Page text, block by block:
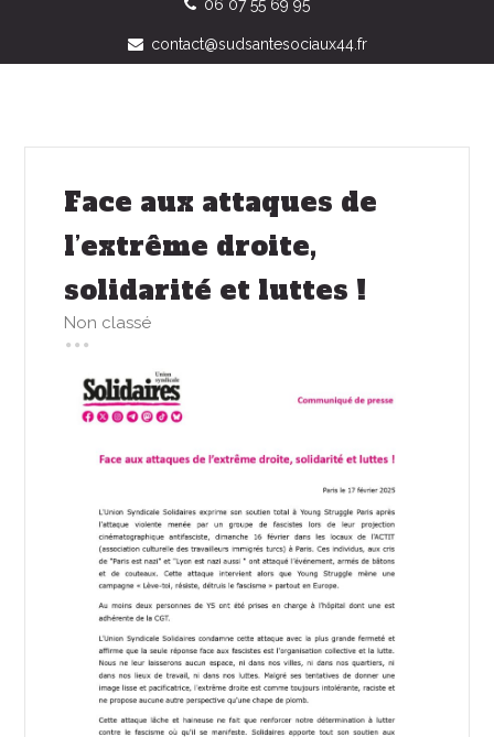
06 07 55 69 95
contact@sudsantesociaux44.fr
Face aux attaques de
l’extrême droite,
solidarité et luttes !
Non classé